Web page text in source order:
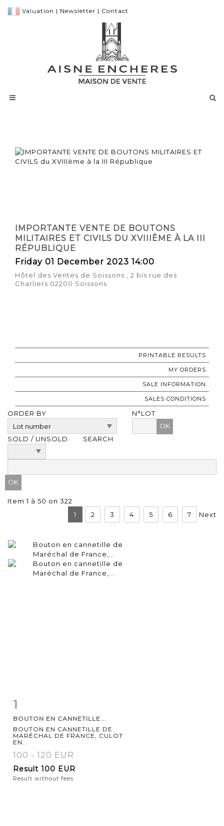
Valuation | Newsletter | Contact
IMPORTANTE VENTE DE BOUTONS
MILITAIRES ET CIVILS DU XVIIIÈME À LA III
RÉPUBLIQUE
Friday 01 December 2023 14:00
Hôtel des Ventes de Soissons , 2 bis rue des
Charliers 02200 Soissons
PRINTABLE RESULTS
MY ORDERS
SALE INFORMATION
SALES CONDITIONS
ORDER BY
N°LOT
OK
SOLD / UNSOLD
SEARCH
Item 1 à 50 on 322
1
2 3 4 5 6 7 Next
1
BOUTON EN CANNETILLE...
BOUTON EN CANNETILLE DE
MARÉCHAL DE FRANCE, CULOT
EN...
100 - 120 EUR
Result 100 EUR
Result without fees